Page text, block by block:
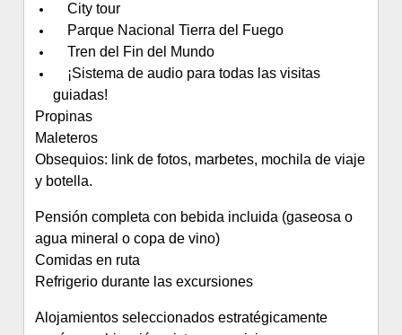
City tour
Parque Nacional Tierra del Fuego
Tren del Fin del Mundo
¡Sistema de audio para todas las visitas
guiadas!
Propinas
Maleteros
Obsequios: link de fotos, marbetes, mochila de viaje
y botella.
Pensión completa con bebida incluida (gaseosa o
agua mineral o copa de vino)
Comidas en ruta
Refrigerio durante las excursiones
Alojamientos seleccionados estratégicamente